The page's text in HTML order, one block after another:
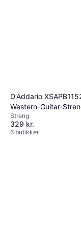
D'Addario
Western-Guitar-
Streng
329 kr.
6 butikker